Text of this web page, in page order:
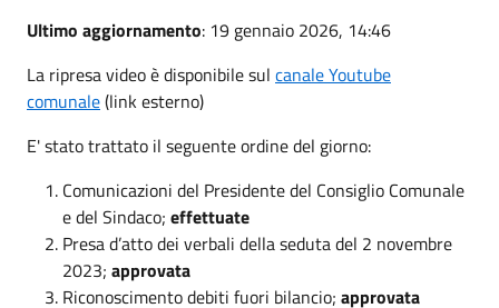
Ultimo aggiornamento: 19 gennaio 2026, 14:46
La ripresa video è disponibile sul canale Youtube
comunale(link esterno)
E' stato trattato il seguente ordine del giorno:
Comunicazioni del Presidente del Consiglio Comunale
e del Sindaco; effettuate
Presa d’atto dei verbali della seduta del 2 novembre
2023; approvata
Riconoscimento debiti fuori bilancio; approvata